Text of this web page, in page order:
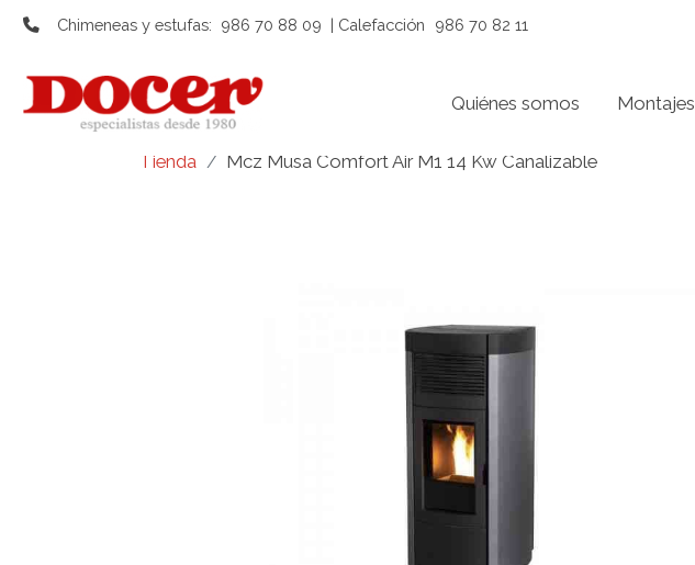
Chimeneas y estufas: 986 70 88 09 | Calefacción 986 70 82 11
Quiénes somos Montajes
Tienda Mcz Musa Comfort Air M1 14 Kw Canalizable